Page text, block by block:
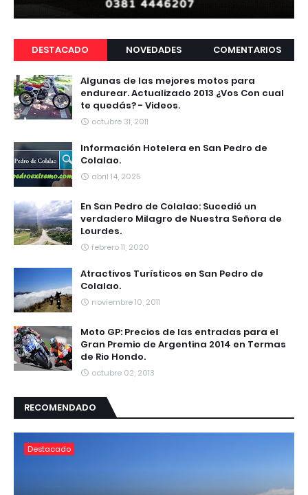
DESTACADO NOVEDADES COMENTARIOS
Algunas de las mejores motos para
endurear. Actualizado 2013 ¿Vos Con cual
te quedás? - Videos.
octubre 31, 2011
Información Hotelera en San Pedro de
Colalao.
abril 14, 2025
En San Pedro de Colalao: Sucedió un
verdadero Milagro de Nuestra Señora de
Lourdes.
febrero 11, 2020
Atractivos Turísticos en San Pedro de
Colalao.
noviembre 10, 2011
Moto GP: Precios de las entradas para el
Gran Premio de Argentina 2014 en Termas
de Rio Hondo.
octubre 02, 2013
RECOMENDADO
Destacado